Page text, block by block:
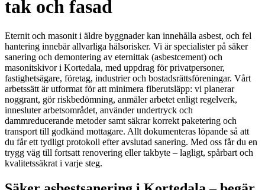
tak och fasad
Eternit och masonit i äldre byggnader kan innehålla asbest, och fel
hantering innebär allvarliga hälsorisker. Vi är specialister på säker
sanering och demontering av eternittak (asbestcement) och
masonitskivor i Kortedala, med uppdrag för privatpersoner,
fastighetsägare, företag, industrier och bostadsrättsföreningar. Vårt
arbetssätt är utformat för att minimera fiberutsläpp: vi planerar
noggrant, gör riskbedömning, anmäler arbetet enligt regelverk,
innesluter arbetsområdet, använder undertryck och
dammreducerande metoder samt säkrar korrekt paketering och
transport till godkänd mottagare. Allt dokumenteras löpande så att
du får ett tydligt protokoll efter avslutad sanering. Med oss får du en
trygg väg till fortsatt renovering eller takbyte – lagligt, spårbart och
kvalitetssäkrat i varje steg.